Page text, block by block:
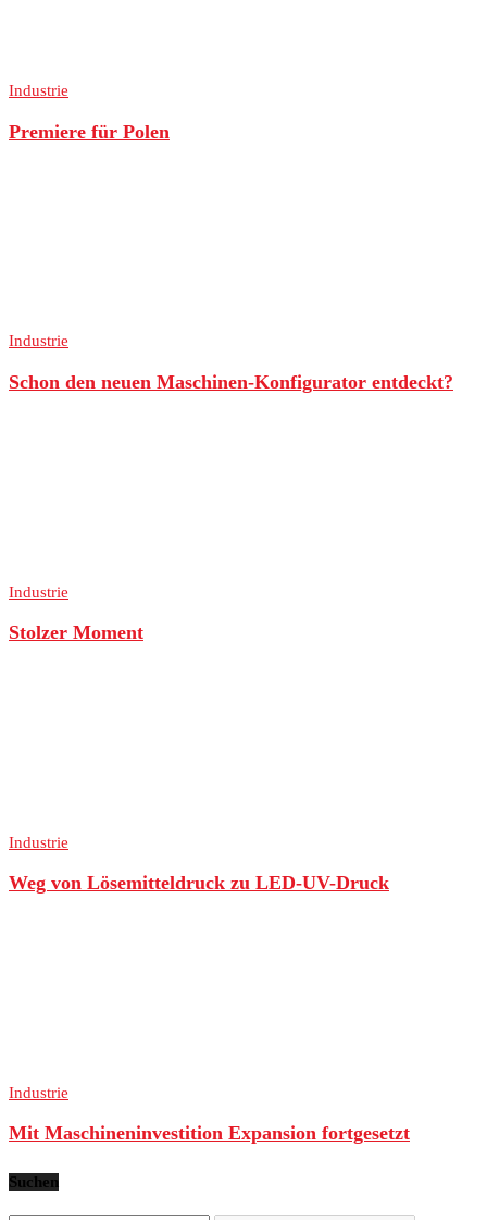
Industrie
Premiere für Polen
Industrie
Schon den neuen Maschinen-Konfigurator entdeckt?
Industrie
Stolzer Moment
Industrie
Weg von Lösemitteldruck zu LED-UV-Druck
Industrie
Mit Maschineninvestition Expansion fortgesetzt
Suchen